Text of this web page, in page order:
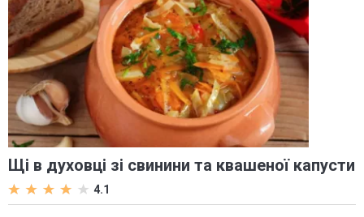
Щі в духовці зі свинини та квашеної капусти
4.1